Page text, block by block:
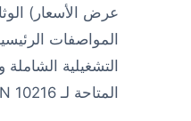
عرض الأسعار)
المواصفات
التشغيلية الشاملة
المتاحة لـ EN 10216 أنابيب الضغط.